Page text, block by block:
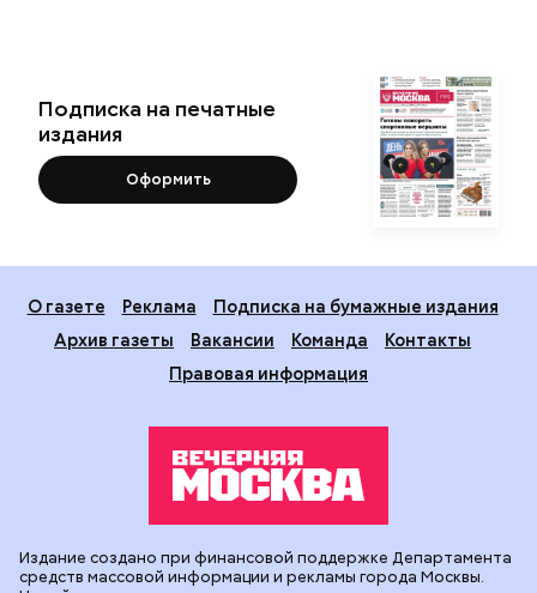
Подписка на печатные
издания
Оформить
О газете Реклама
Подписка на бумажные издания
Архив газеты
Вакансии Команда
Контакты
Правовая информация
Издание создано при финансовой поддержке Департамента
средств массовой информации и рекламы города Москвы.